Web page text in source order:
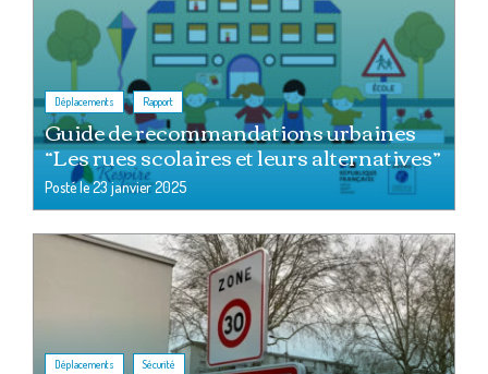
Déplacements , Rapport
Guide de recommandations urbaines
“Les rues scolaires et leurs alternatives”
Posté le23 janvier 2025
Déplacements Sécurité